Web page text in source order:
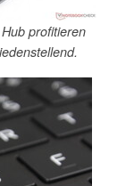
profitieren